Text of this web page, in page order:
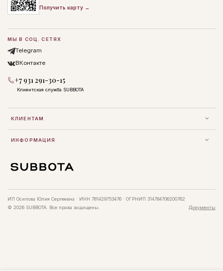
КЛИЕНТАМ
ИНФОРМАЦИЯ
Получить карту →
МЫ В СОЦ. СЕТЯХ
Telegram
ВКонтакте
+7 931 291-30-15
Клиентская служба SUBBOTA
ИП Осипова Юлия Сергеевна · ИНН 781429753476 · ОГРНИП 314784706200762
© 2026 SUBBOTA. Все права защищены.
Документы